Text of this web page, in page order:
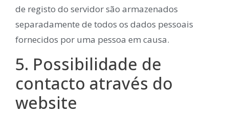
de registo do servidor são armazenados
separadamente de todos os dados pessoais
fornecidos por uma pessoa em causa.
5. Possibilidade de
contacto através do
website